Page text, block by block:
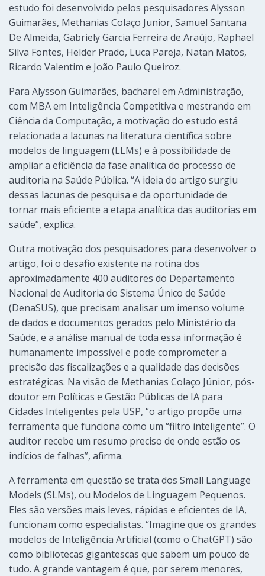
estudo foi desenvolvido pelos pesquisadores Alysson
Guimarães, Methanias Colaço Junior, Samuel Santana
De Almeida, Gabriely Garcia Ferreira de Araújo, Raphael
Silva Fontes, Helder Prado, Luca Pareja, Natan Matos,
Ricardo Valentim e João Paulo Queiroz.
Para Alysson Guimarães, bacharel em Administração,
com MBA em Inteligência Competitiva e mestrando em
Ciência da Computação, a motivação do estudo está
relacionada a lacunas na literatura científica sobre
modelos de linguagem (LLMs) e à possibilidade de
ampliar a eficiência da fase analítica do processo de
auditoria na Saúde Pública. “A ideia do artigo surgiu
dessas lacunas de pesquisa e da oportunidade de
tornar mais eficiente a etapa analítica das auditorias em
saúde”, explica.
Outra motivação dos pesquisadores para desenvolver o
artigo, foi o desafio existente na rotina dos
aproximadamente 400 auditores do Departamento
Nacional de Auditoria do Sistema Único de Saúde
(DenaSUS), que precisam analisar um imenso volume
de dados e documentos gerados pelo Ministério da
Saúde, e a análise manual de toda essa informação é
humanamente impossível e pode comprometer a
precisão das fiscalizações e a qualidade das decisões
estratégicas. Na visão de Methanias Colaço Júnior, pós-
doutor em Políticas e Gestão Públicas de IA para
Cidades Inteligentes pela USP, “o artigo propõe uma
ferramenta que funciona como um “filtro inteligente”. O
auditor recebe um resumo preciso de onde estão os
indícios de falhas”, afirma.
A ferramenta em questão se trata dos Small Language
Models (SLMs), ou Modelos de Linguagem Pequenos.
Eles são versões mais leves, rápidas e eficientes de IA,
funcionam como especialistas. “Imagine que os grandes
modelos de Inteligência Artificial (como o ChatGPT) são
como bibliotecas gigantescas que sabem um pouco de
tudo. A grande vantagem é que, por serem menores,